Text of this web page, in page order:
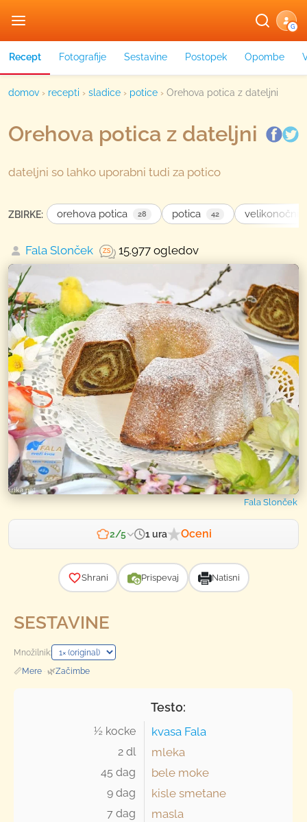
G
Recept Fotografije Sestavine Postopek Opombe
domov › recepti › sladice › potice › Orehova potica z dateljni
Orehova potica z dateljni
dateljni so lahko uporabni tudi za potico
ZBIRKE: orehova potica 28 potica 42 velikonočni
Fala Slonček 15.977 ogledov
Fala Slonček
2/5 1 ura Oceni
Shrani Prispevaj Natisni
SESTAVINE
Množilnik:
📏Mere · 🌿Začimbe
Testo:
½ kocke kvasa Fala
2 dl mleka
45 dag bele moke
9 dag kisle smetane
7 dag masla